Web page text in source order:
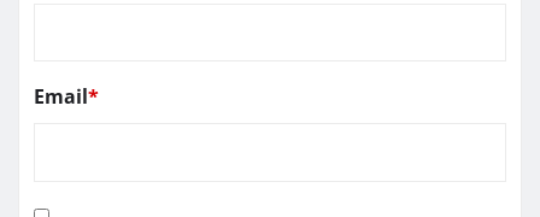
Email*